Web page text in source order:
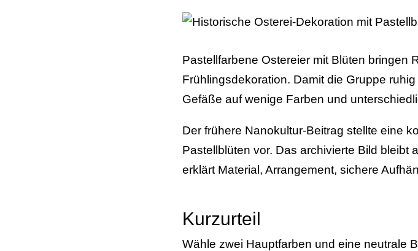
Pastellfarbene Ostereier mit Blüten bringen
Frühlingsdekoration. Damit die Gruppe
Gefäße auf wenige Farben und
Der frühere Nanokultur-Beitrag stellte eine
Pastellblüten vor. Das archivierte Bild bleibt
erklärt Material, Arrangement, sichere
Kurzurteil
Wähle zwei Hauptfarben und eine neutrale